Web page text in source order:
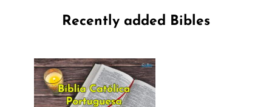
Recently added Bibles